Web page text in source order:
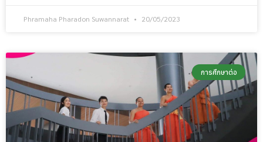
Phramaha Pharadon Suwannarat 20/05/2023
การศึกษาต่อ